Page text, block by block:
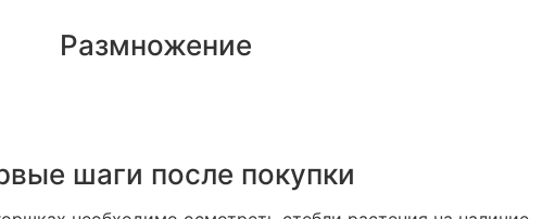
Размножение
шаги после покупки